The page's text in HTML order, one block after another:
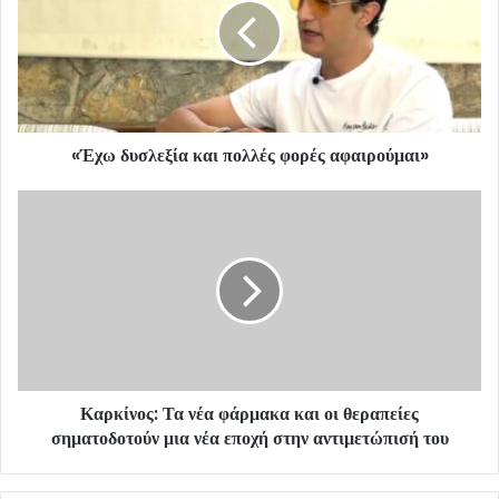
«Έχω δυσλεξία και πολλές φορές αφαιρούμαι»
Καρκίνος: Τα νέα φάρμακα και οι θεραπείες
σηματοδοτούν μια νέα εποχή στην αντιμετώπισή του